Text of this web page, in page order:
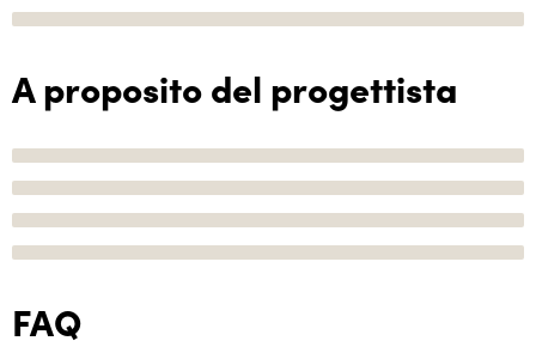
A proposito del progettista
FAQ